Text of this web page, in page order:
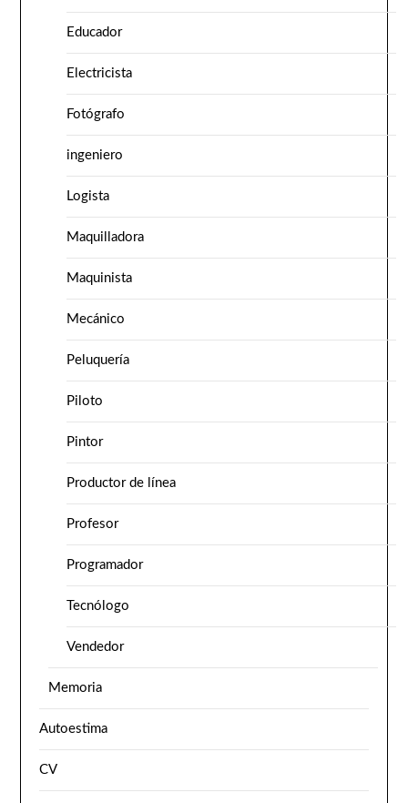
Educador
Electricista
Fotógrafo
ingeniero
Logista
Maquilladora
Maquinista
Mecánico
Peluquería
Piloto
Pintor
Productor de línea
Profesor
Programador
Tecnólogo
Vendedor
Memoria
Autoestima
CV